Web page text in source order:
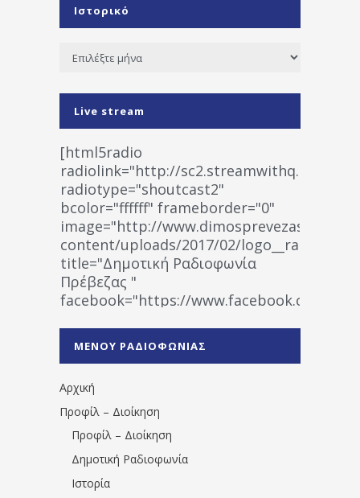
Ιστορικό
Ιστορικό
Live stream
[html5radio
radiolink="http://
radiotype="shoutcast2"
bcolor="ffffff" frameborder="0"
image="http://www.dimosprevezas.gr/wp-
content/uploads/2017/02/
title="Δημοτική Ραδιοφωνία
Πρέβεζας "
facebook="https://www.facebook.com/
1531194763766854/" artist="" ]
ΜΕΝΟΥ ΡΑΔΙΟΦΩΝΙΑΣ
Αρχική
Προφίλ – Διοίκηση
Προφίλ – Διοίκηση
Δημοτική Ραδιοφωνία
Ιστορία